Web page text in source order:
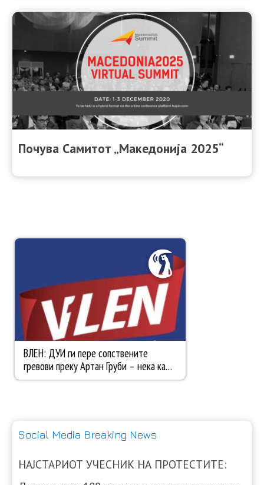
Почува Самитот „Македонија 2025“
Social Media Breaking News
НАЈСТАРИОТ УЧЕСНИК НА ПРОТЕСТИТЕ: